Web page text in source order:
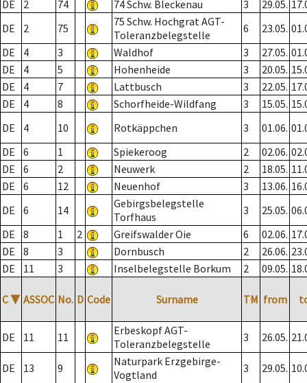
DE
2 74 74 Schw. Bleckenau 3 29.05.
DE
2 75
75 Schw. Hochgrat AGT-
Toleranzbelegstelle
6 23.05.
DE
4 3 Waldhof 3 27.05.
DE
4 5 Hohenheide 3 20.05.
DE
4 7 Lattbusch 3 22.05.
DE
4 8 Schorfheide-Wildfang 3 15.05.
DE
4 10 Rotkäppchen 3 01.06.
DE
6 1 Spiekeroog 2 02.06.
DE
6 2 Neuwerk 2 18.05.
DE
6 12 Neuenhof 3 13.06.
DE
6 14
Gebirgsbelegstelle
Torfhaus
3 25.05.
DE
8 1 2 Greifswalder Oie 6 02.06.
DE
8 3 Dornbusch 2 26.06.
DE
11 3 Inselbelegstelle Borkum 2 09.05.
C ▼ ASSOC No. D Code Surname TM from
DE 11 11
Erbeskopf AGT-
Toleranzbelegstelle
3 26.05.
DE 13 9
Naturpark Erzgebirge-
Vogtland
3 29.05.